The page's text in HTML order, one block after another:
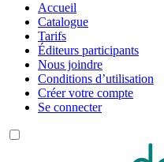
Accueil
Catalogue
Tarifs
Éditeurs participants
Nous joindre
Conditions d’utilisation
Créer votre compte
Se connecter